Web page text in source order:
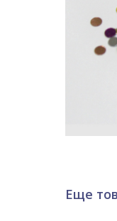
Еще